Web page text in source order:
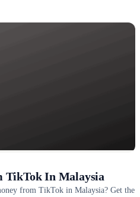
TikTok In Malaysia
from TikTok in Malaysia? Get the